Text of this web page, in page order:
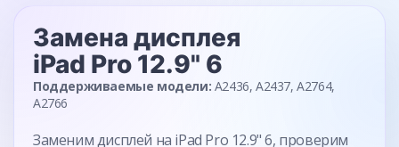
Замена дисплея
iPad Pro 12.9" 6
Поддерживаемые модели: A2436, A2437, A2764,
A2766
Заменим дисплей на iPad Pro 12.9" 6, проверим